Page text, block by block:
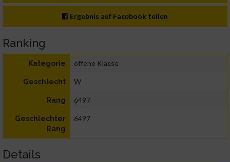
Ergebnis auf Facebook teilen
Ranking
Kategorie offene Klasse
Geschlecht W
Rang 6497
Geschlechter
Rang
6497
Details